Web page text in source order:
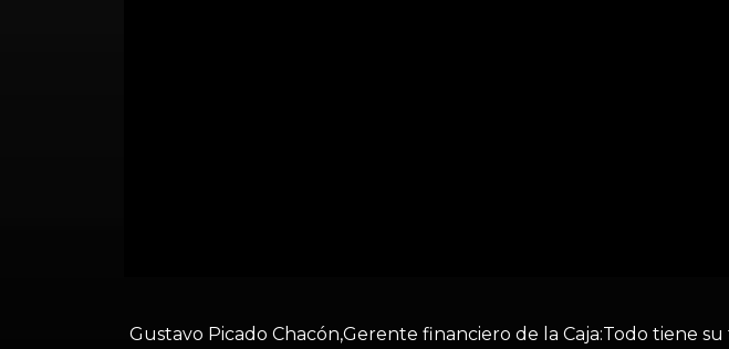
Gustavo Picado Chacón,Gerente financiero de la Caja:Todo tiene